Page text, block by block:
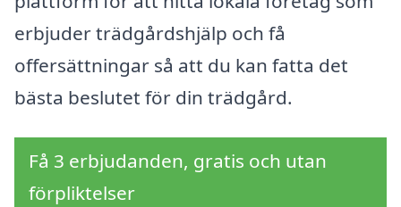
erbjuder trädgårdshjälp och få
offersättningar så att du kan fatta det
bästa beslutet för din trädgård.
Få 3 erbjudanden, gratis och utan
förpliktelser